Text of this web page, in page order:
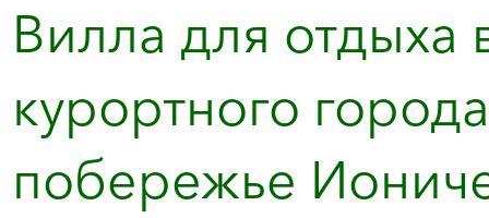
Вилла для
курортного
побережье